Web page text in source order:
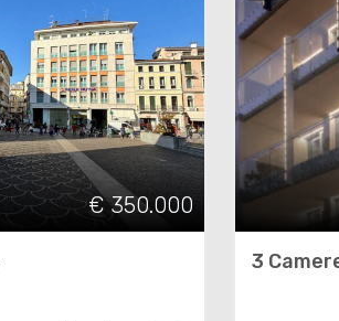
€ 350.000
3